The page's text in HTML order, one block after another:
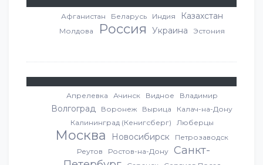
Афганистан Беларусь Индия Казахстан
Молдова Россия Украина Эстония
Апрелевка Ачинск Видное Владимир
Волгоград Воронеж Вырица
Калач-на-Дону
Калининград (Кенигсберг)
Люберцы
Москва Новосибирск
Петрозаводск
Реутов
Ростов-на-Дону
Санкт-